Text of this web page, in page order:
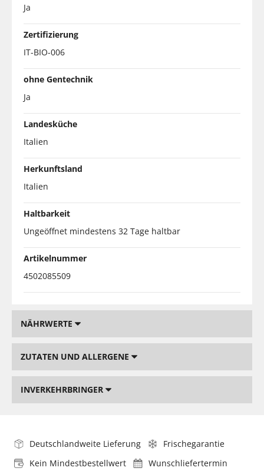
Ja
Zertifizierung
IT-BIO-006
ohne Gentechnik
Ja
Landesküche
Italien
Herkunftsland
Italien
Haltbarkeit
Ungeöffnet mindestens 32 Tage haltbar
Artikelnummer
4502085509
NÄHRWERTE
ZUTATEN UND ALLERGENE
INVERKEHRBRINGER
Deutschlandweite Lieferung
Frischegarantie
Kein Mindestbestellwert
Wunschliefertermin